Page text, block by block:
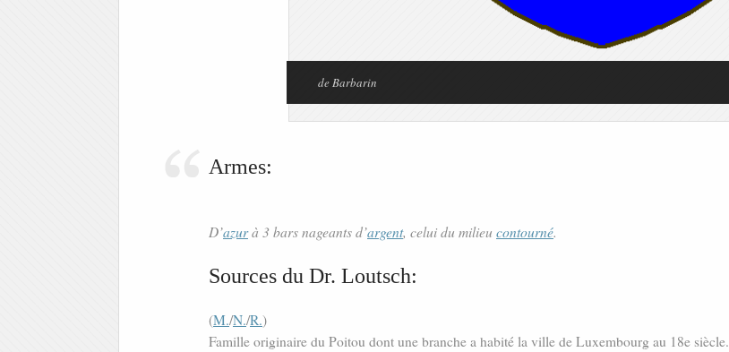
de Barbarin
Armes:
D’azurà 3 bars nageants d’argent, celui du milieu contourné.
Sources du Dr. Loutsch:
(M./N./R.)
Famille originaire du Poitou dont une branche a habité la ville de Luxembourg au 18e siècle.